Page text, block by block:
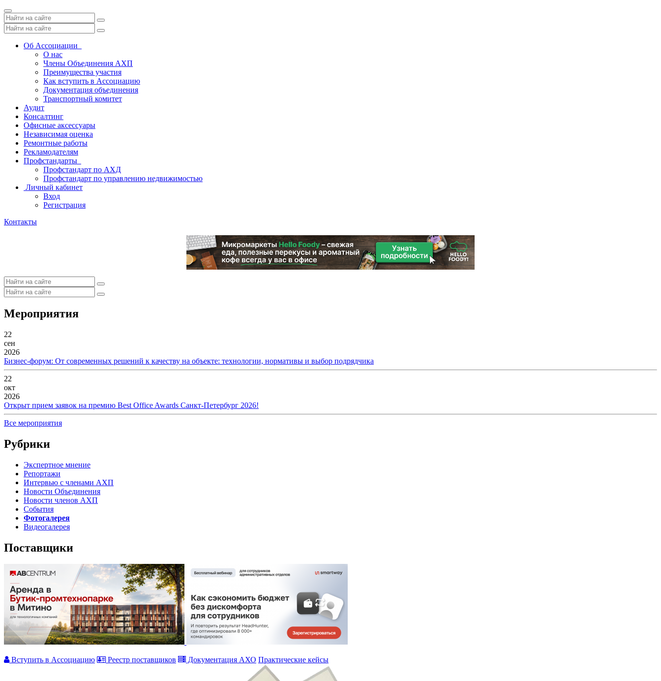
Toggle
navigation
Об Ассоциации
О нас
Члены Объединения АХП
Преимущества участия
Как вступить в Ассоциацию
Документация объединения
Транспортный комитет
Аудит
Консалтинг
Офисные аксессуары
Независимая оценка
Ремонтные работы
Рекламодателям
Профстандарты
Профстандарт по АХД
Профстандарт по управлению недвижимостью
Личный кабинет
Вход
Регистрация
Контакты
Мероприятия
22
сен
2026
Бизнес-форум: От современных решений к качеству на объекте: технологии, нормативы и выбор подрядчика
22
окт
2026
Открыт прием заявок на премию Best Office Awards Санкт-Петербург 2026!
Все мероприятия
Рубрики
Экспертное мнение
Репортажи
Интервью с членами АХП
Новости Объединения
Новости членов АХП
События
Фотогалерея
Видеогалерея
Поставщики
Вступить в Ассоциацию Реестр поставщиков Документация АХО Практические кейсы